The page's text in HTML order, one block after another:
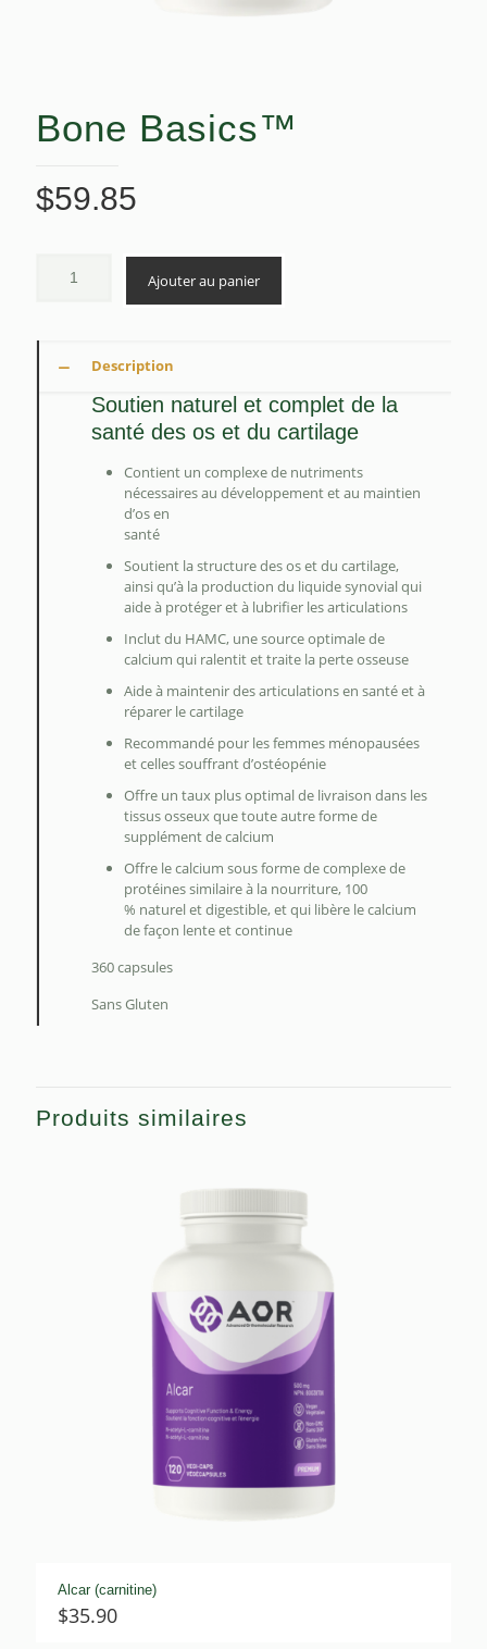
Bone Basics™
$59.85
Ajouter au panier
Description
Soutien naturel et complet de la
santé des os et du cartilage
Contient un complexe de nutriments
nécessaires au développement et au maintien
d’os en
santé
Soutient la structure des os et du cartilage,
ainsi qu’à la production du liquide synovial qui
aide à protéger et à lubrifier les articulations
Inclut du HAMC, une source optimale de
calcium qui ralentit et traite la perte osseuse
Aide à maintenir des articulations en santé et à
réparer le cartilage
Recommandé pour les femmes ménopausées
et celles souffrant d’ostéopénie
Offre un taux plus optimal de livraison dans les
tissus osseux que toute autre forme de
supplément de calcium
Offre le calcium sous forme de complexe de
protéines similaire à la nourriture, 100
% naturel et digestible, et qui libère le calcium
de façon lente et continue
360 capsules
Sans Gluten
Produits similaires
Alcar (carnitine)
$35.90